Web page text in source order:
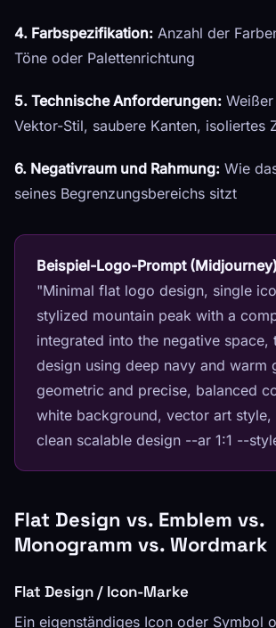
4. Farbspezifikation: Anzahl der
Töne oder Palettenrichtung
5. Technische Anforderungen:
Vektor-Stil, saubere Kanten, isoliertes
6. Negativraum und Rahmung: Wie
seines Begrenzungsbereichs sitzt
Beispiel-Logo-Prompt
"Minimal flat logo design, single
stylized mountain peak with a
integrated into the negative
design using deep navy and warm
geometric and precise, balanced
white background, vector art style,
clean scalable design --ar 1:1 --
Flat Design vs. Emblem vs.
Monogramm vs. Wordmark
Flat Design / Icon-Marke
Ein eigenständiges Icon oder Symbol